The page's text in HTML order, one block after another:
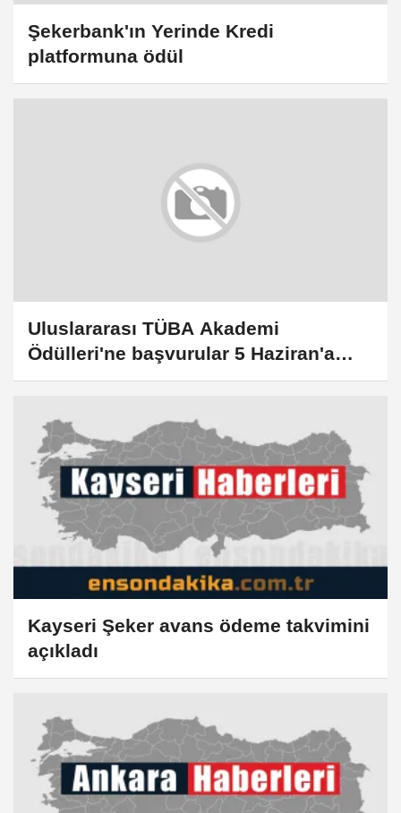
Şekerbank'ın Yerinde Kredi
platformuna ödül
Uluslararası TÜBA Akademi
Ödülleri'ne başvurular 5 Haziran'a
uzatıldı
Kayseri Şeker avans ödeme takvimini
açıkladı